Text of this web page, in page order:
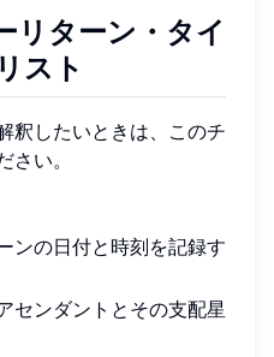
リターン・タイ
スト
釈したいときは、このチ
さい。
ンの日付と時刻を記録す
センダントとその支配星